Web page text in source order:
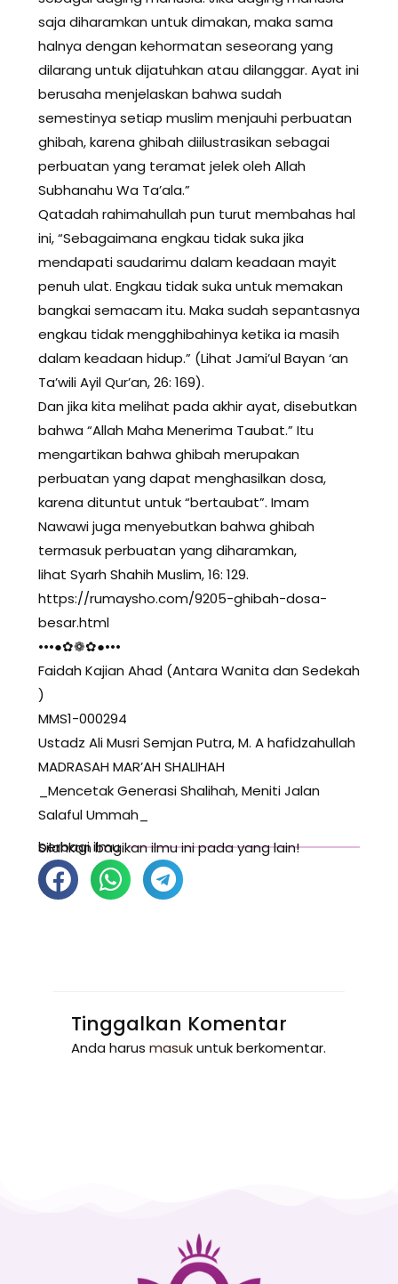
saja diharamkan untuk dimakan, maka sama
halnya dengan kehormatan seseorang yang
dilarang untuk dijatuhkan atau dilanggar. Ayat ini
berusaha menjelaskan bahwa sudah
semestinya setiap muslim menjauhi perbuatan
ghibah, karena ghibah diilustrasikan sebagai
perbuatan yang teramat jelek oleh Allah
Subhanahu Wa Ta’ala.”
Qatadah rahimahullah pun turut membahas hal
ini, “Sebagaimana engkau tidak suka jika
mendapati saudarimu dalam keadaan mayit
penuh ulat. Engkau tidak suka untuk memakan
bangkai semacam itu. Maka sudah sepantasnya
engkau tidak mengghibahinya ketika ia masih
dalam keadaan hidup.” (Lihat Jami’ul Bayan ‘an
Ta’wili Ayil Qur’an, 26: 169).
Dan jika kita melihat pada akhir ayat, disebutkan
bahwa “Allah Maha Menerima Taubat.” Itu
mengartikan bahwa ghibah merupakan
perbuatan yang dapat menghasilkan dosa,
karena dituntut untuk “bertaubat”. Imam
Nawawi juga menyebutkan bahwa ghibah
termasuk perbuatan yang diharamkan,
lihat Syarh Shahih Muslim, 16: 129.
https://rumaysho.com/9205-ghibah-dosa-
besar.html
•••●✿❁✿●•••
Faidah Kajian Ahad (Antara Wanita dan Sedekah
)
MMS1-000294
Ustadz Ali Musri Semjan Putra, M. A hafidzahullah
MADRASAH MAR’AH SHALIHAH
_Mencetak Generasi Shalihah, Meniti Jalan
Salaful Ummah_
berbagi ilmu
Silahkan bagikan ilmu ini pada yang lain!
Tinggalkan Komentar
Anda harus masukuntuk berkomentar.